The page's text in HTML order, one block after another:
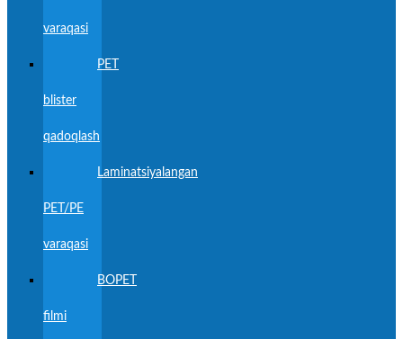
varaqasi
PET
blister
qadoqlash
Laminatsiyalangan
PET/PE
varaqasi
BOPET
filmi